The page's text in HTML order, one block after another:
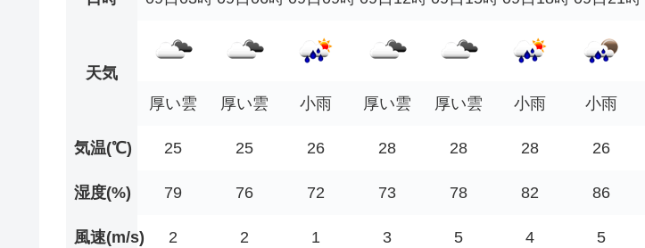
天気
厚い雲
厚い雲 小雨 厚い雲 厚い雲 小雨 小雨
気温(℃) 25 25 26 28 28 28 26
湿度(%) 79 76 72 73 78 82 86
風速(m/s) 2 2 1 3 5 4 5